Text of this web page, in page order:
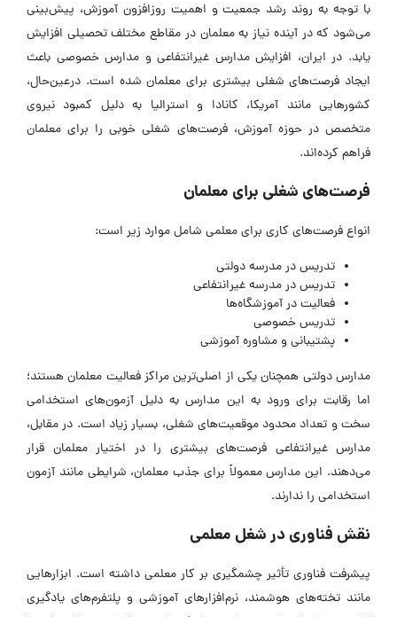
با توجه به روند رشد جمعیت و اهمیت روزافزون آموزش، پیش‌بینی
می‌شود که در آینده نیاز به معلمان در مقاطع مختلف تحصیلی افزایش
یابد. در ایران، افزایش مدارس غیرانتفاعی و مدارس خصوصی باعث
ایجاد فرصت‌های شغلی بیشتری برای معلمان شده است. درعین‌حال،
کشورهایی مانند آمریکا، کانادا و استرالیا به دلیل کمبود نیروی
متخصص در حوزه آموزش، فرصت‌های شغلی خوبی را برای معلمان
فراهم کرده‌اند.
فرصت‌های شغلی برای معلمان
انواع فرصت‌های کاری برای معلمی شامل موارد زیر است:
تدریس در مدرسه دولتی
تدریس در مدرسه غیرانتفاعی
فعالیت در آموزشگاه‌ها
تدریس خصوصی
پشتیبانی و مشاوره آموزشی
مدارس دولتی همچنان یکی از اصلی‌ترین مراکز فعالیت معلمان هستند؛
اما رقابت برای ورود به این مدارس به دلیل آزمون‌های استخدامی
سخت و تعداد محدود موقعیت‌های شغلی، بسیار زیاد است. در مقابل،
مدارس غیرانتفاعی فرصت‌های بیشتری را در اختیار معلمان قرار
می‌دهند. این مدارس معمولاً برای جذب معلمان، شرایطی مانند آزمون
استخدامی را ندارند.
نقش فناوری در شغل معلمی
پیشرفت فناوری تأثیر چشمگیری بر کار معلمی داشته است. ابزارهایی
مانند تخته‌های هوشمند، نرم‌افزارهای آموزشی و پلتفرم‌های یادگیری